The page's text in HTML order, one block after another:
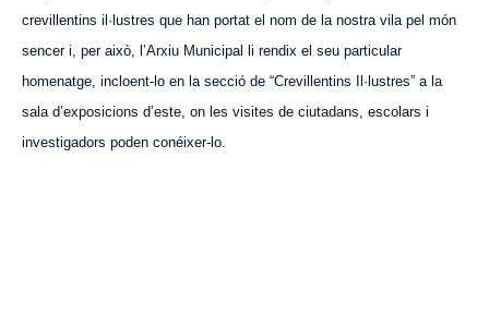
crevillentins il·lustres que han portat el nom de la nostra vila pel món
sencer i, per això, l’Arxiu Municipal li rendix el seu particular
homenatge, incloent-lo en la secció de “Crevillentins Il·lustres” a la
sala d’exposicions d’este, on les visites de ciutadans, escolars i
investigadors poden conéixer-lo.